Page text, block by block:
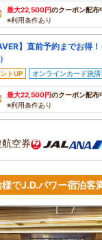
最大22,500円のクーポン配布
※利用条件あり
】直前予約までお得
トUP オンラインカード決済
最大22,500円のクーポン配布
※利用条件あり
空券
でJ.D.パワー宿泊客